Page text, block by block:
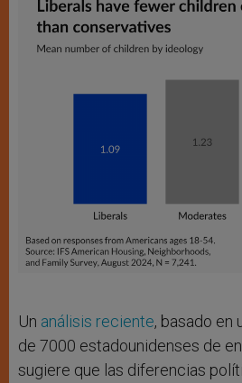
Un análisis reciente, basado en
de 7000 estadounidenses de
sugiere que las diferencias